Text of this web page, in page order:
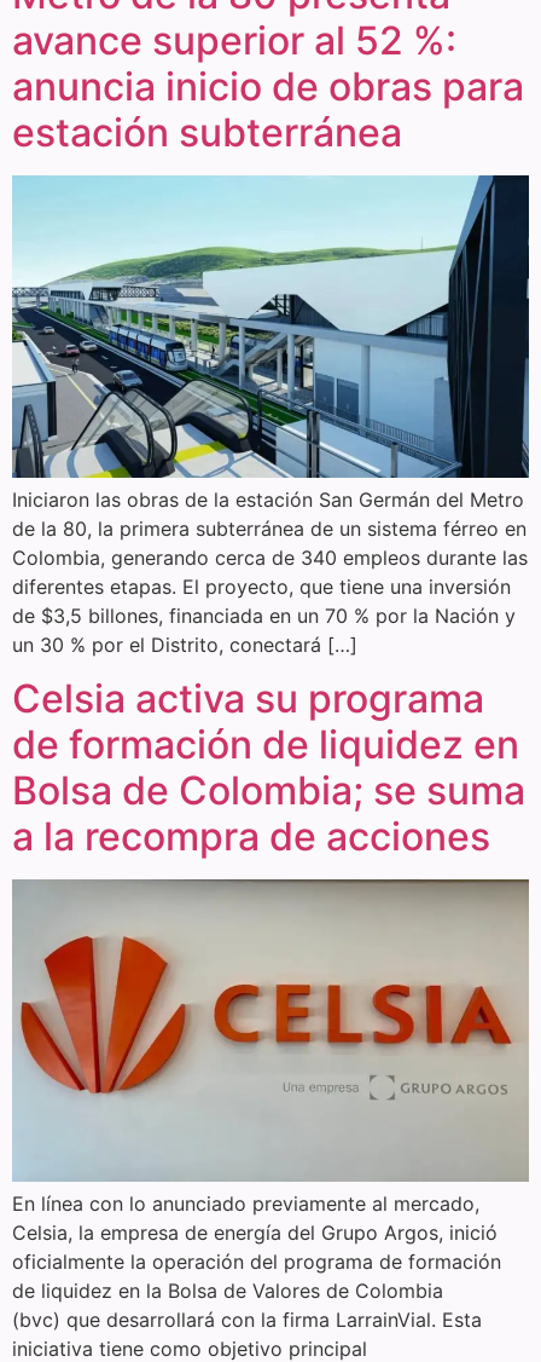
avance superior al 52 %:
anuncia inicio de obras para
estación subterránea
Iniciaron las obras de la estación San Germán del Metro
de la 80, la primera subterránea de un sistema férreo en
Colombia, generando cerca de 340 empleos durante las
diferentes etapas. El proyecto, que tiene una inversión
de $3,5 billones, financiada en un 70 % por la Nación y
un 30 % por el Distrito, conectará […]
Celsia activa su programa
de formación de liquidez en
Bolsa de Colombia; se suma
a la recompra de acciones
En línea con lo anunciado previamente al mercado,
Celsia, la empresa de energía del Grupo Argos, inició
oficialmente la operación del programa de formación
de liquidez en la Bolsa de Valores de Colombia
(bvc) que desarrollará con la firma LarrainVial. Esta
iniciativa tiene como objetivo principal